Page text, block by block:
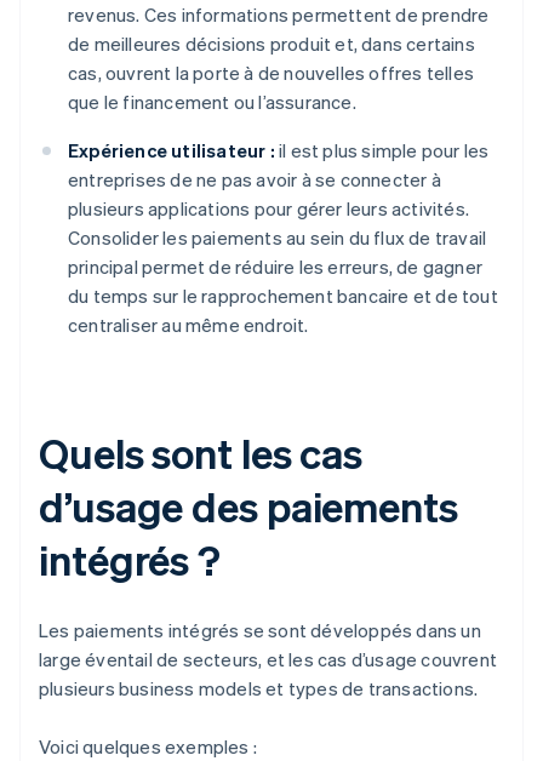
revenus. Ces informations permettent de prendre
de meilleures décisions produit et, dans certains
cas, ouvrent la porte à de nouvelles offres telles
que le financement ou l’assurance.
Expérience utilisateur : il est plus simple pour les
entreprises de ne pas avoir à se connecter à
plusieurs applications pour gérer leurs activités.
Consolider les paiements au sein du flux de travail
principal permet de réduire les erreurs, de gagner
du temps sur le rapprochement bancaire et de tout
centraliser au même endroit.
Quels sont les cas
d’usage des paiements
intégrés ?
Les paiements intégrés se sont développés dans un
large éventail de secteurs, et les cas d’usage couvrent
plusieurs business models et types de transactions.
Voici quelques exemples :